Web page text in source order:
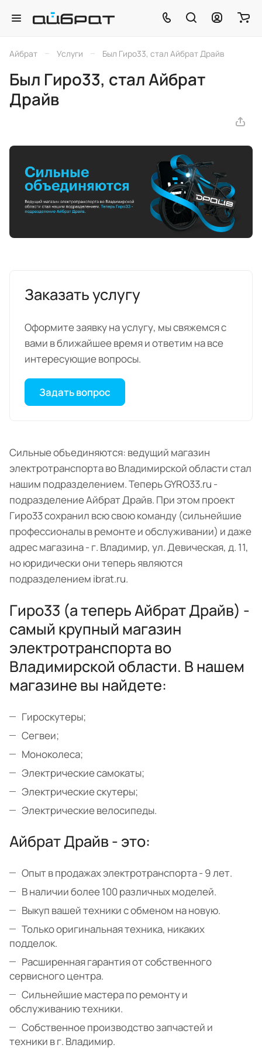
Айбрат – Услуги – Был Гиро33, стал Айбрат Драйв
Был Гиро33, стал Айбрат
Драйв
Заказать услугу
Оформите заявку на услугу, мы свяжемся с
вами в ближайшее время и ответим на все
интересующие вопросы.
Задать вопрос
Сильные объединяются: ведущий магазин
электротранспорта во Владимирской области стал
нашим подразделением. Теперь GYRO33.ru -
подразделение Айбрат Драйв. При этом проект
Гиро33 сохранил всю свою команду (сильнейшие
профессионалы в ремонте и обслуживании) и даже
адрес магазина - г. Владимир, ул. Девическая, д. 11,
но юридически они теперь являются
подразделением ibrat.ru.
Гиро33 (а теперь Айбрат Драйв) -
самый крупный магазин
электротранспорта во
Владимирской области. В нашем
магазине вы найдете:
Гироскутеры;
Сегвеи;
Моноколеса;
Электрические самокаты;
Электрические скутеры;
Электрические велосипеды.
Айбрат Драйв - это:
Опыт в продажах электротранспорта - 9 лет.
В наличии более 100 различных моделей.
Выкуп вашей техники с обменом на новую.
Только оригинальная техника, никаких
подделок.
Расширенная гарантия от собственного
сервисного центра.
Сильнейшие мастера по ремонту и
обслуживанию техники.
Собственное производство запчастей и
техники в г. Владимир.